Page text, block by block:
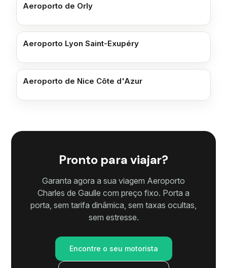
Aeroporto de Orly
Aeroporto Lyon Saint-Exupéry
Aeroporto de Nice Côte d'Azur
Pronto para viajar?
Garanta agora a sua viagem Aeroporto
Charles de Gaulle com preço fixo. Porta a
porta, sem tarifa dinâmica, sem taxas ocultas,
sem estresse.
Encontre o seu motorista